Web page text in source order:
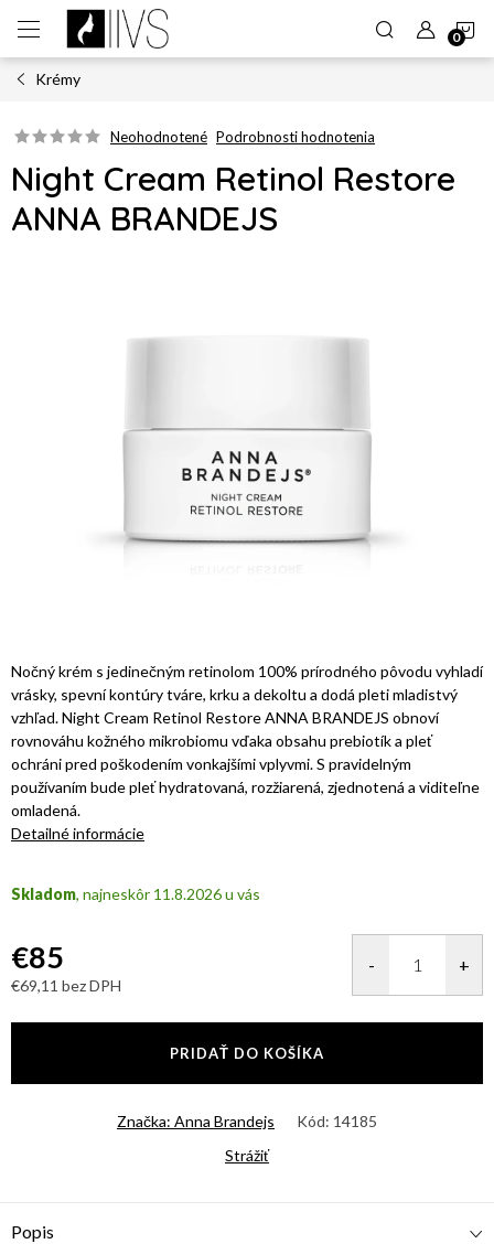
obsah
Krémy
Neohodnotené Podrobnosti hodnotenia
Night Cream Retinol Restore
ANNA BRANDEJS
Nočný krém s jedinečným retinolom 100% prírodného pôvodu vyhladí
vrásky, spevní kontúry tváre, krku a dekoltu a dodá pleti mladistvý
vzhľad. Night Cream Retinol Restore ANNA BRANDEJS obnoví
rovnováhu kožného mikrobiomu vďaka obsahu prebiotík a pleť
ochráni pred poškodením vonkajšími vplyvmi. S pravidelným
používaním bude pleť hydratovaná, rozžiarená, zjednotená a viditeľne
omladená.
Detailné informácie
Skladom 11.8.2026
€85
€69,11 bez DPH
PRIDAŤ DO KOŠÍKA
Značka: Anna Brandejs Kód: 14185
Strážiť
Popis